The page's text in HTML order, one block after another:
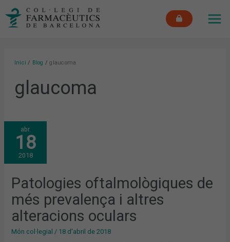
Inici Blog glaucoma
glaucoma
abr.
18
2018
Patologies oftalmològiques de
més prevalença i altres
alteracions oculars
Món col·legial / 18 d'abril de 2018
PATOLOGIES
OFTALMOLÒGIQUES
DE
MÉS
PREVALENÇA
I
ALTRES
OCULARS